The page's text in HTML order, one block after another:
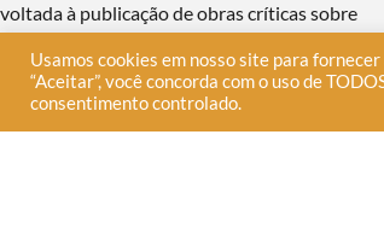
voltada à publicação de obras críticas sobre
Usamos cookies em nosso site para
“Aceitar”, você concorda com o uso de
consentimento controlado.